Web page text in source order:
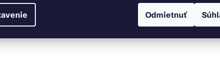
Odmietnuť